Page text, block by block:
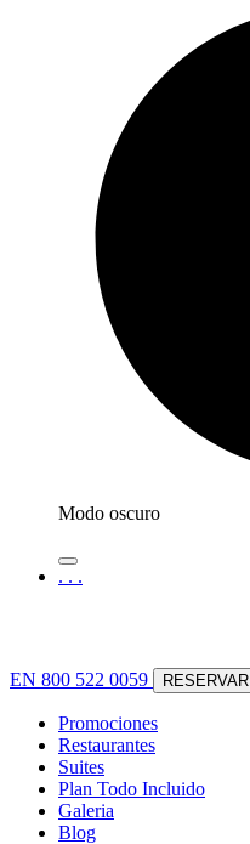
Modo oscuro
. . .
EN 800 522 0059 RESERVAR
Promociones
Restaurantes
Suites
Plan Todo Incluido
Galeria
Blog